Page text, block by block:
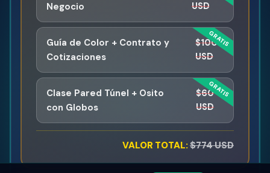
$470 USD$79 USD Ahorras $391
🚀 Inscribirme ahora y comenzar hoy
Negocio
USD
Guía de Color + Contrato y
Cotizaciones
$100
USD
Clase Pared Túnel + Osito
con Globos
$60
USD
VALOR TOTAL:$774 USD